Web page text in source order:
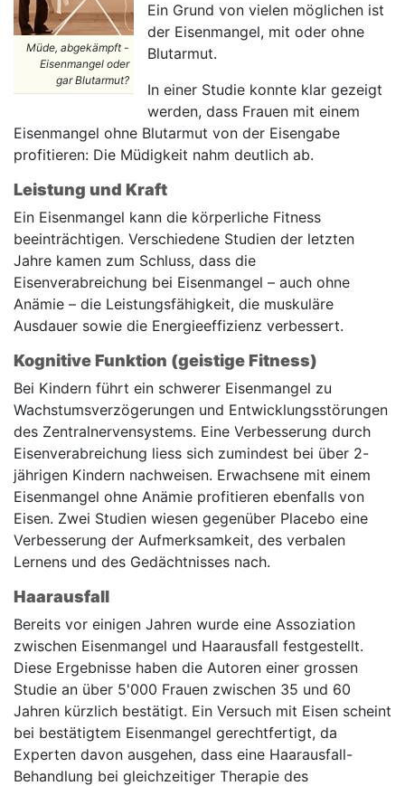
Müde, abgekämpft -
Eisenmangel oder
gar Blutarmut?
Ein Grund von vielen möglichen ist
der Eisenmangel, mit oder ohne
Blutarmut.
In einer Studie konnte klar gezeigt
werden, dass Frauen mit einem
Eisenmangel ohne Blutarmut von der Eisengabe
profitieren: Die Müdigkeit nahm deutlich ab.
Leistung und Kraft
Ein Eisenmangel kann die körperliche Fitness
beeinträchtigen. Verschiedene Studien der letzten
Jahre kamen zum Schluss, dass die
Eisenverabreichung bei Eisenmangel – auch ohne
Anämie – die Leistungsfähigkeit, die muskuläre
Ausdauer sowie die Energieeffizienz verbessert.
Kognitive Funktion (geistige Fitness)
Bei Kindern führt ein schwerer Eisenmangel zu
Wachstumsverzögerungen und Entwicklungsstörungen
des Zentralnervensystems. Eine Verbesserung durch
Eisenverabreichung liess sich zumindest bei über 2-
jährigen Kindern nachweisen. Erwachsene mit einem
Eisenmangel ohne Anämie profitieren ebenfalls von
Eisen. Zwei Studien wiesen gegenüber Placebo eine
Verbesserung der Aufmerksamkeit, des verbalen
Lernens und des Gedächtnisses nach.
Haarausfall
Bereits vor einigen Jahren wurde eine Assoziation
zwischen Eisenmangel und Haarausfall festgestellt.
Diese Ergebnisse haben die Autoren einer grossen
Studie an über 5'000 Frauen zwischen 35 und 60
Jahren kürzlich bestätigt. Ein Versuch mit Eisen scheint
bei bestätigtem Eisenmangel gerechtfertigt, da
Experten davon ausgehen, dass eine Haarausfall-
Behandlung bei gleichzeitiger Therapie des